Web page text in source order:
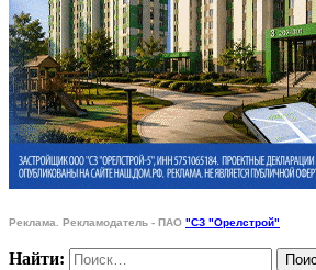
Реклама. Рекламодатель - ПАО "СЗ "Орелстрой"
Найти: